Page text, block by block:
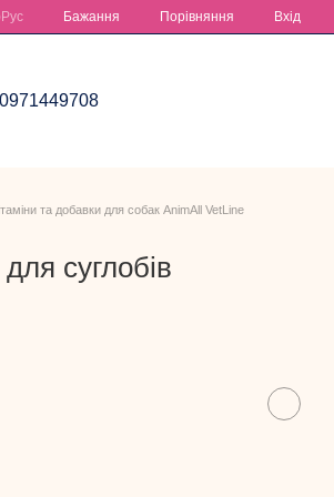
Рус Бажання Порівняння Вхід
0971449708
та добавки для собак AnimAll VetLine
суглобів